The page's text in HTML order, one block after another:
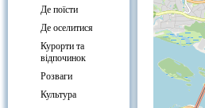
Де поїсти
Де оселитися
Курорти та
відпочинок
Розваги
Культура